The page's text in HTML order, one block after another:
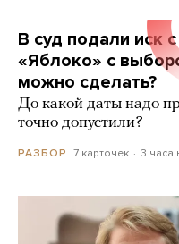
В суд подали иск
«Яблоко» с
можно сделать?
До какой даты надо
точно допустили?
РАЗБОР 7 карточек 3 часа